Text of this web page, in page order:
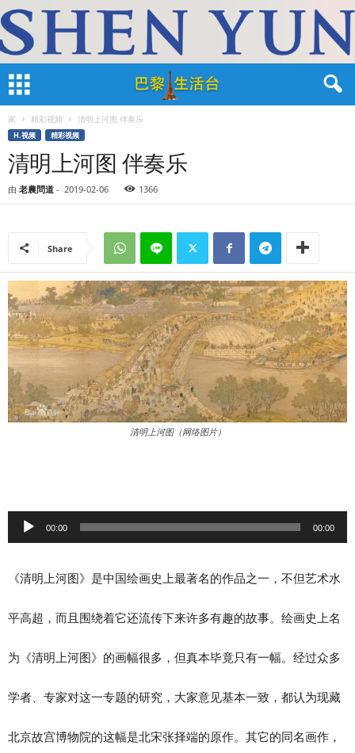
家 精彩视频 清明上河图 伴奏乐
H.视频 精彩视频
清明上河图 伴奏乐
由 老農問道 - 2019-02-06 1366
Share
清明上河图（网络图片）
放
00:00 00:00
《清明上河图》是中国绘画史上最著名的作品之一，不但艺术水
平高超，而且围绕着它还流传下来许多有趣的故事。绘画史上名
为《清明上河图》的画幅很多，但真本毕竟只有一幅。经过众多
学者、专家对这一专题的研究，大家意见基本一致，都认为现藏
北京故宫博物院的这幅是北宋张择端的原作。其它的同名画作，